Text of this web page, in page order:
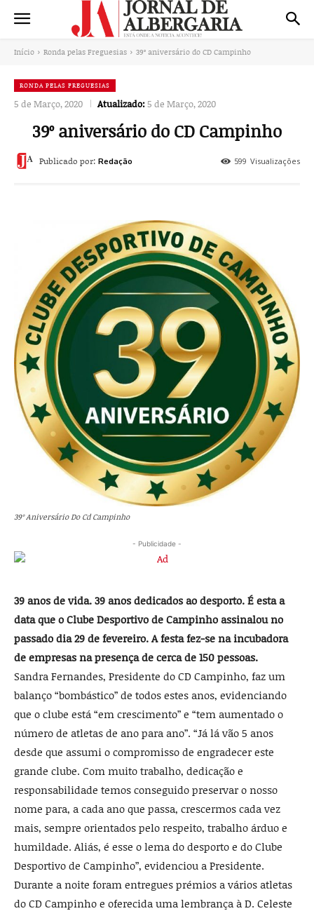
Início Ronda pelas Freguesias 39º aniversário do CD Campinho
RONDA PELAS FREGUESIAS
5 de Março, 2020 Atualizado:5 de Março, 2020
39º aniversário do CD Campinho
599 Visualizações
Publicado por: Redação
39º Aniversário Do Cd Campinho
- Publicidade -
39 anos de vida. 39 anos dedicados ao desporto. É esta a
data que o Clube Des­portivo de Campinho assinalou no
pas­sado dia 29 de fevereiro. A festa fez-se na incubadora
de empresas na presença de cerca de 150 pessoas.
Sandra Fernandes, Presidente do CD Campinho, faz um
balanço “bombás­tico” de todos estes anos, evidencian­do
que o clube está “em crescimento” e “tem aumentado o
número de atletas de ano para ano”. “Já lá vão 5 anos
desde que assumi o compromisso de engra­decer este
grande clube. Com muito trabalho, dedicação e
responsabilidade temos conseguido preservar o nosso
nome para, a cada ano que passa, cres­cermos cada vez
mais, sempre orien­tados pelo respeito, trabalho árduo e
humildade. Aliás, é esse o lema do des­porto e do Clube
Desportivo de Campi­nho”, evidenciou a Presidente.
Durante a noite foram entregues pré­mios a vários atletas
do CD Campinho e oferecida uma lembrança à D. Celeste